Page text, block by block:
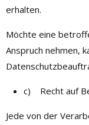
erhalten.
Möchte eine
Anspruch nehmen,
c) Recht auf
Jede von der